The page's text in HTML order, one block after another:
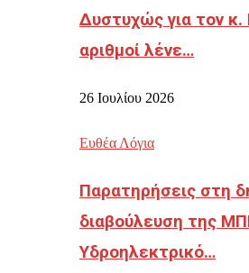
Δυστυχώς για τον
αριθμοί λένε…
26 Ιουλίου 2026
Ευθέα Λόγια
Παρατηρήσεις στη
διαβούλευση της
Υδροηλεκτρικό…